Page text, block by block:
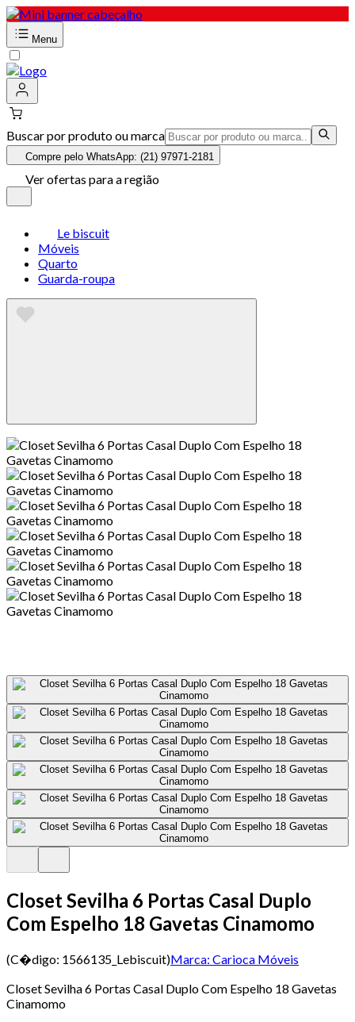
Menu
Buscar por produto ou marca
Compre pelo WhatsApp: (21) 97971-2181
Ver ofertas para a região
Le biscuit
Móveis
Quarto
Guarda-roupa
Closet Sevilha 6 Portas Casal Duplo
Com Espelho 18 Gavetas Cinamomo
(C�digo: 1566135_Lebiscuit)Marca: Carioca Móveis
Closet Sevilha 6 Portas Casal Duplo Com Espelho 18 Gavetas
Cinamomo